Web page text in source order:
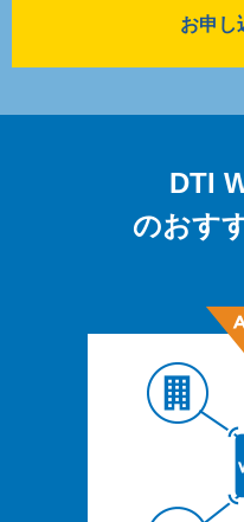
お申し
DTI
のおす